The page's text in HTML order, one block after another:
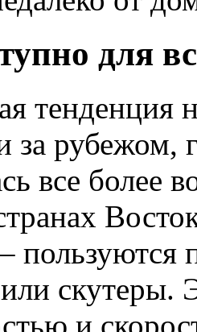
для
тенденция
за рубежом,
все более
пользуются
скутеры.